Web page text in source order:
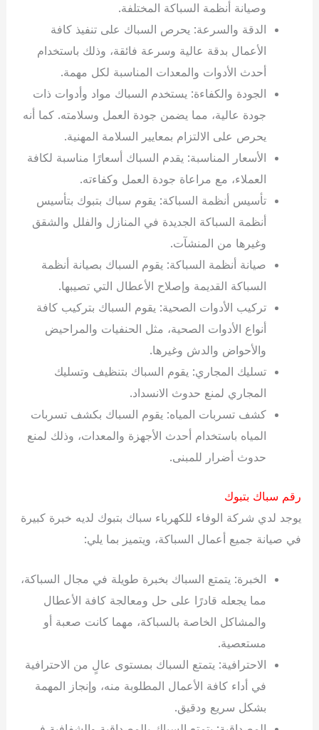
وصيانة أنظمة السباكة المختلفة.
الدقة والسرعة: يحرص السباك على تنفيذ كافة
الأعمال بدقة عالية وسرعة فائقة، وذلك باستخدام
أحدث الأدوات والمعدات المناسبة لكل مهمة.
الجودة والكفاءة: يستخدم السباك مواد وأدوات ذات
جودة عالية، مما يضمن جودة العمل وسلامته. كما أنه
يحرص على الالتزام بمعايير السلامة المهنية.
الأسعار المناسبة: يقدم السباك أسعارًا مناسبة لكافة
العملاء، مع مراعاة جودة العمل وكفاءته.
تأسيس أنظمة السباكة: يقوم سباك بتبوك بتأسيس
أنظمة السباكة الجديدة في المنازل والفلل والشقق
وغيرها من المنشآت.
صيانة أنظمة السباكة: يقوم السباك بصيانة أنظمة
السباكة القديمة وإصلاح الأعطال التي تصيبها.
تركيب الأدوات الصحية: يقوم السباك بتركيب كافة
أنواع الأدوات الصحية، مثل الحنفيات والمراحيض
والأحواض والدش وغيرها.
تسليك المجاري: يقوم السباك بتنظيف وتسليك
المجاري لمنع حدوث الانسداد.
كشف تسربات المياه: يقوم السباك بكشف تسربات
المياه باستخدام أحدث الأجهزة والمعدات، وذلك لمنع
حدوث أضرار للمبنى.
رقم سباك بتبوك
يوجد لدي شركة الوفاء للكهرباء سباك بتبوك لديه خبرة كبيرة
في صيانة جميع أعمال السباكة، ويتميز بما يلي:
الخبرة: يتمتع السباك بخبرة طويلة في مجال السباكة،
مما يجعله قادرًا على حل ومعالجة كافة الأعطال
والمشاكل الخاصة بالسباكة، مهما كانت صعبة أو
مستعصية.
الاحترافية: يتمتع السباك بمستوى عالٍ من الاحترافية
في أداء كافة الأعمال المطلوبة منه، وإنجاز المهمة
بشكل سريع ودقيق.